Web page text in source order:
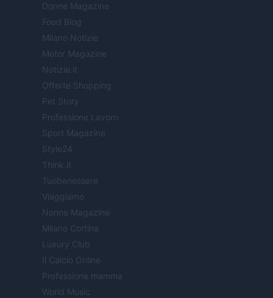
Donne Magazine
Food Blog
Milano Notizie
Motor Magazine
Notizie.it
Offerte Shopping
Pet Story
Professione Lavoro
Sport Magazine
Style24
Think.it
Tuobenessere
Viaggiamo
Nonne Magazine
Milano Cortina
Luxury Club
Il Calcio Online
Professione mamma
World Music